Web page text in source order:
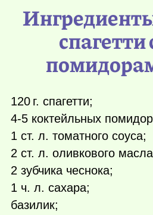
спагетти
120 г. спагетти;
4-5 коктейльных
1 ст. л. томатного соуса;
2 ст. л. оливкового
2 зубчика чеснока;
1 ч. л. сахара;
базилик;